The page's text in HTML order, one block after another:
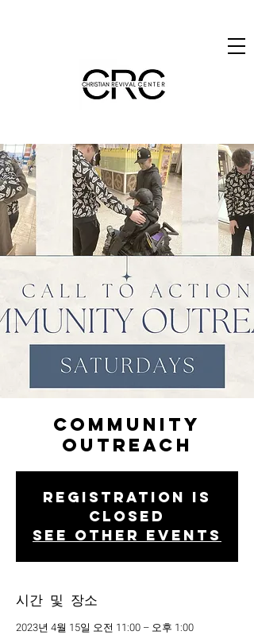
Community
Outreach
Registration is
closed
See other events
시간 및 장소
2023년 4월 15일 오전 11:00 – 오후 1:00